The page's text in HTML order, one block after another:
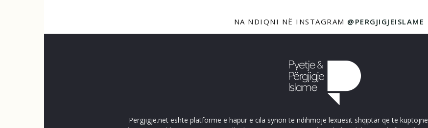
NA NDIQNI NË INSTAGRAM @PERGJIGJEISLAME
Pergjigje.net është platformë e hapur e cila synon të ndihmojë lexuesit shqiptar që të